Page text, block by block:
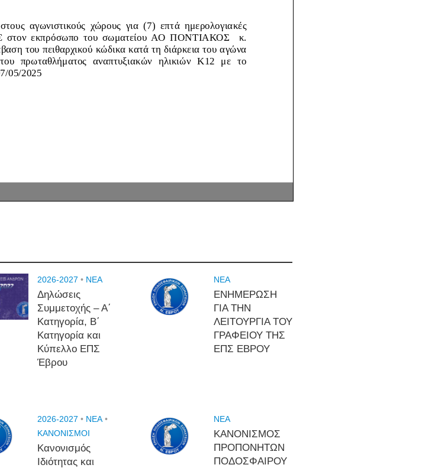
2026-2027 • NEA
Δηλώσεις
Συμμετοχής – Α΄
Κατηγορία, Β΄
Κατηγορία και
Κύπελλο ΕΠΣ
Έβρου
NEA
ΕΝΗΜΕΡΩΣΗ
ΓΙΑ ΤΗΝ
ΛΕΙΤΟΥΡΓΙΑ ΤΟΥ
ΓΡΑΦΕΙΟΥ ΤΗΣ
ΕΠΣ ΕΒΡΟΥ
2026-2027 • NEA •
ΚΑΝΟΝΙΣΜΟΙ
Κανονισμός
Ιδιότητας και
NEA
ΚΑΝΟΝΙΣΜΟΣ
ΠΡΟΠΟΝΗΤΩΝ
ΠΟΔΟΣΦΑΙΡΟΥ